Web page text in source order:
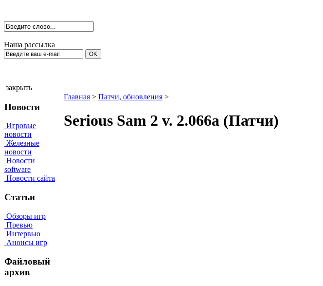
Наша рассылка
закрыть
Новости
Игровые
новости
Железные
новости
Новости
software
Новости сайта
Статьи
Обзоры игр
Превью
Интервью
Анонсы игр
Файловый
архив
Главная > Патчи, обновления >
Serious Sam 2 v. 2.066a (Патчи)